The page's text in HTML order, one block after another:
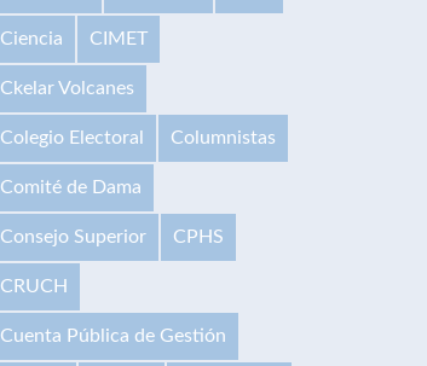
Ciencia CIMET
Ckelar Volcanes
Colegio Electoral Columnistas
Comité de Dama
Consejo Superior CPHS
CRUCH
Cuenta Pública de Gestión